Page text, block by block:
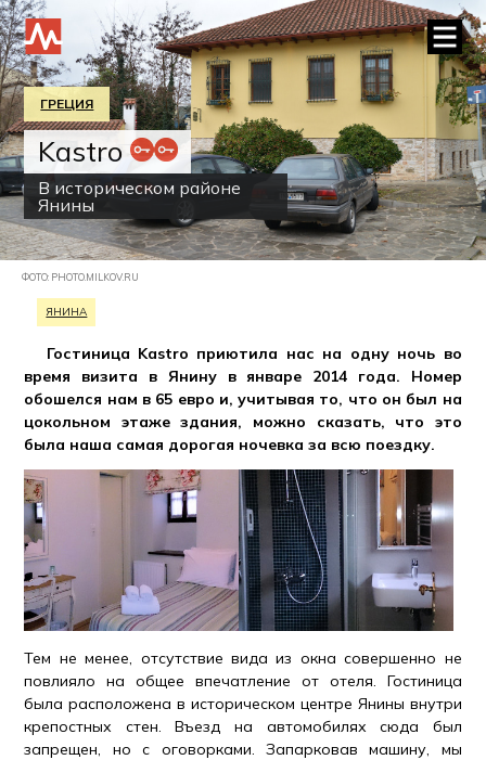
ГРЕЦИЯ
Kastro
В историческом районе
Янины
ФОТО: PHOTO.MILKOV.RU
ЯНИНА
Гостиница Kastro приютила нас на одну ночь во
время визита в Янину в январе 2014 года. Номер
обошелся нам в 65 евро и, учитывая то, что он был на
цокольном этаже здания, можно сказать, что это
была наша самая дорогая ночевка за всю поездку.
Тем не менее, отсутствие вида из окна совершенно не
повлияло на общее впечатление от отеля. Гостиница
была расположена в историческом центре Янины внутри
крепостных стен. Въезд на автомобилях сюда был
запрещен, но с оговорками. Запарковав машину, мы